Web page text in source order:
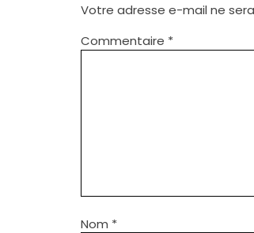
Votre adresse e-mail ne
Commentaire *
Nom *